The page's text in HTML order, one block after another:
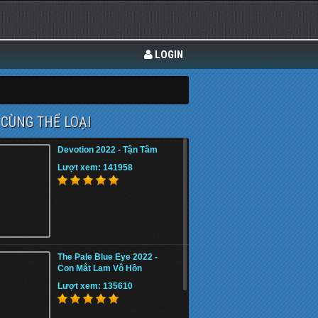
LOGIN
CÙNG THỂ LOẠI
Devotion 2022 - Tận Tâm
Lượt xem: 141958
The Pale Blue Eye 2022 -
Con Mắt Lam Vô Hồn
Lượt xem: 135610